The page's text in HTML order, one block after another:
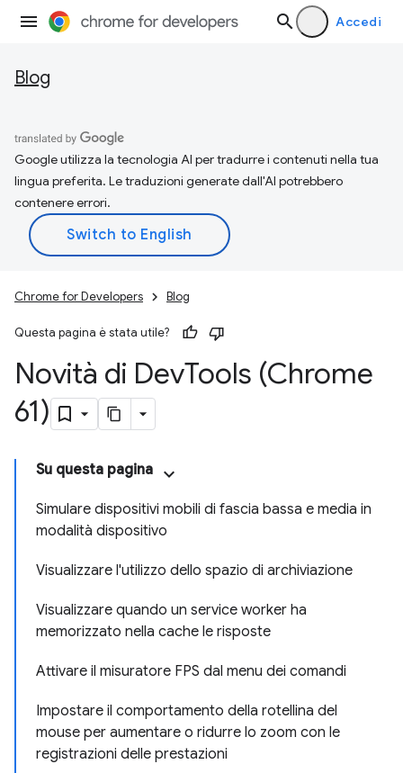
Accedi
Blog
Google utilizza la tecnologia AI per tradurre i contenuti nella tua
lingua preferita. Le traduzioni generate dall'AI potrebbero
contenere errori.
Chrome for Developers Blog
Questa pagina è stata utile?
Novità di DevTools (Chrome
61)
Su questa pagina
Simulare dispositivi mobili di fascia bassa e media in
modalità dispositivo
Visualizzare l'utilizzo dello spazio di archiviazione
Visualizzare quando un service worker ha
memorizzato nella cache le risposte
Attivare il misuratore FPS dal menu dei comandi
Impostare il comportamento della rotellina del
mouse per aumentare o ridurre lo zoom con le
registrazioni delle prestazioni